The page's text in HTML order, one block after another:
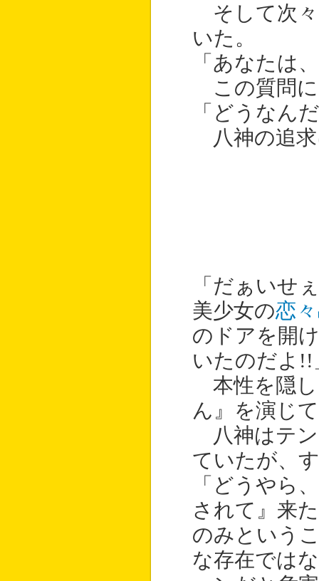
そして次々
いた。
「あなたは
この質問に
「どうなん
八神の追求
「だぁいせ
美少女の恋
のドアを開
いたのだよ!!
本性を隠し
ん』を演じ
八神はテン
ていたが、
「どうやら
されて』来
のみという
な存在では